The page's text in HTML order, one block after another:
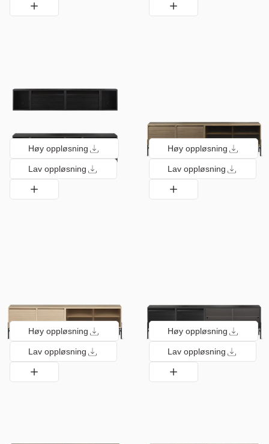
Høy oppløsning
Lav oppløsning
Høy oppløsning
Lav oppløsning
Høy oppløsning
Lav oppløsning
Høy oppløsning
Lav oppløsning